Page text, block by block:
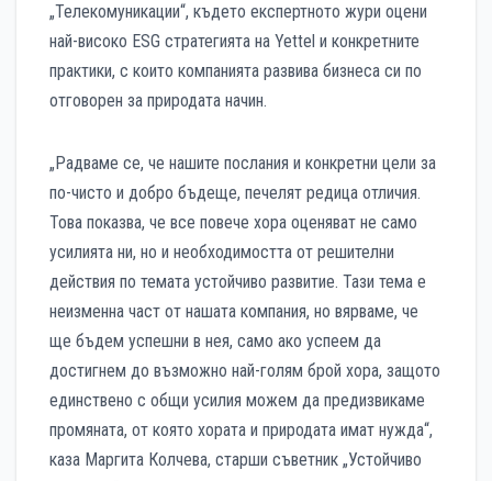
„Телекомуникации“, където експертното жури оцени
най-високо ESG стратегията на Yettel и конкретните
практики, с които компанията развива бизнеса си по
отговорен за природата начин.
„Радваме се, че нашите послания и конкретни цели за
по-чисто и добро бъдеще, печелят редица отличия.
Това показва, че все повече хора оценяват не само
усилията ни, но и необходимостта от решителни
действия по темата устойчиво развитие. Тази тема е
неизменна част от нашата компания, но вярваме, че
ще бъдем успешни в нея, само ако успеем да
достигнем до възможно най-голям брой хора, защото
единствено с общи усилия можем да предизвикаме
промяната, от която хората и природата имат нужда“,
каза Маргита Колчева, старши съветник „Устойчиво